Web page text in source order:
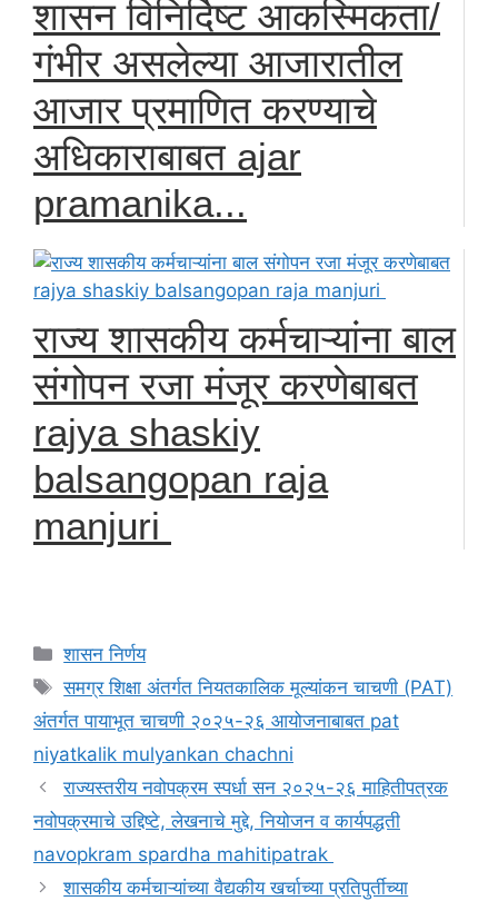
शासन विनिर्दिष्ट आकस्मिकता/
गंभीर असलेल्या आजारातील
आजार प्रमाणित करण्याचे
अधिकाराबाबत ajar
pramanika...
राज्य शासकीय कर्मचाऱ्यांना बाल
संगोपन रजा मंजूर करणेबाबत
rajya shaskiy
balsangopan raja
manjuri
Categories
शासन निर्णय
Tags
समग्र शिक्षा अंतर्गत नियतकालिक मूल्यांकन चाचणी (PAT)
अंतर्गत पायाभूत चाचणी २०२५-२६ आयोजनाबाबत pat
niyatkalik mulyankan chachni
राज्यस्तरीय नवोपक्रम स्पर्धा सन २०२५-२६ माहितीपत्रक
नवोपक्रमाचे उद्दिष्टे, लेखनाचे मुद्दे, नियोजन व कार्यपद्धती
navopkram spardha mahitipatrak
शासकीय कर्मचाऱ्यांच्या वैद्यकीय खर्चाच्या प्रतिपुर्तीच्या